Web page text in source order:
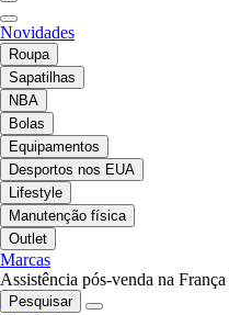
Novidades
Roupa
Sapatilhas
NBA
Bolas
Equipamentos
Desportos nos EUA
Lifestyle
Manutenção física
Outlet
Marcas
Assistência pós-venda na França
Pesquisar